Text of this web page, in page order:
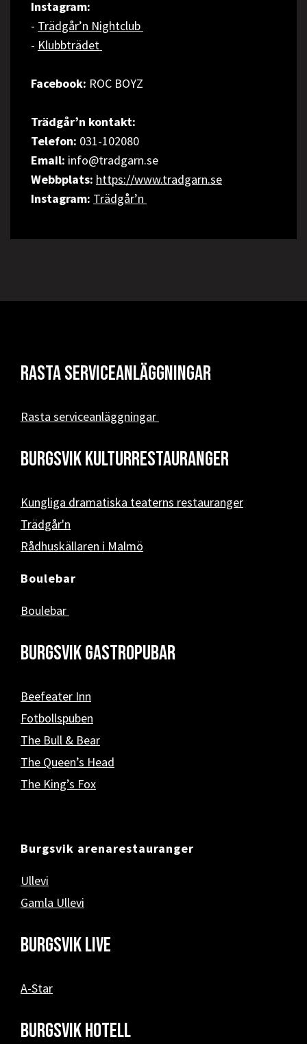
Instagram:
- Trädgår’n Nightclub
- Klubbträdet
Facebook: ROC BOYZ
Trädgår’n kontakt:
Telefon: 031-102080
Email: info@tradgarn.se
Webbplats: https://www.tradgarn.se
Instagram: Trädgår’n
Rasta serviceanläggningar
Rasta serviceanläggningar
Burgsvik kulturrestauranger
Kungliga dramatiska teaterns restauranger
Trädgår'n
Rådhuskällaren i Malmö
Boulebar
Boulebar
Burgsvik Gastropubar
Beefeater Inn
Fotbollspuben
The Bull & Bear
The Queen’s Head
The King’s Fox
Burgsvik arenarestauranger
Ullevi
Gamla Ullevi
Burgsvik Live
A-Star
Burgsvik hotell